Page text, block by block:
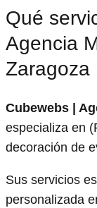
Qué
Agencia
Zaragoza
Cubewebs |
especializa en
decoración de
Sus servicios
personalizada